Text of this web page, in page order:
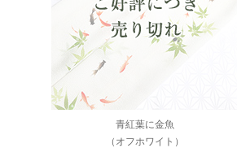
青紅葉に金魚
（オフホワイト）